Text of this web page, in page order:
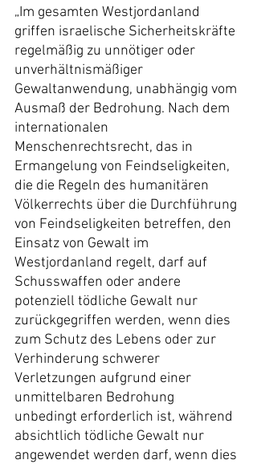
„Im gesamten Westjordanland
griffen israelische Sicherheitskräfte
regelmäßig zu unnötiger oder
unverhältnismäßiger
Gewaltanwendung, unabhängig vom
Ausmaß der Bedrohung. Nach dem
internationalen
Menschenrechtsrecht, das in
Ermangelung von Feindseligkeiten,
die die Regeln des humanitären
Völkerrechts über die Durchführung
von Feindseligkeiten betreffen, den
Einsatz von Gewalt im
Westjordanland regelt, darf auf
Schusswaffen oder andere
potenziell tödliche Gewalt nur
zurückgegriffen werden, wenn dies
zum Schutz des Lebens oder zur
Verhinderung schwerer
Verletzungen aufgrund einer
unmittelbaren Bedrohung
unbedingt erforderlich ist, während
absichtlich tödliche Gewalt nur
angewendet werden darf, wenn dies